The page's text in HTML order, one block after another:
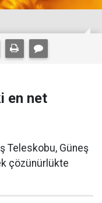
en net
Teleskobu, Güneş
çözünürlükte